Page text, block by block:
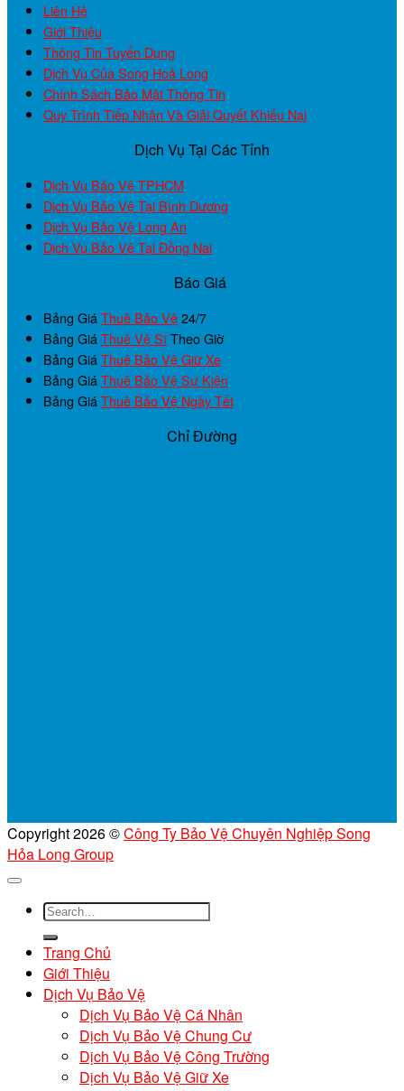
Liên Hệ
Giới Thiệu
Thông Tin Tuyển Dụng
Dịch Vụ Của Song Hoả Long
Chính Sách Bảo Mật Thông Tin
Quy Trình Tiếp Nhận Và Giải Quyết Khiếu Nại
Dịch Vụ Tại Các Tỉnh
Dịch Vụ Bảo Vệ TPHCM
Dịch Vụ Bảo Vệ Tại Bình Dương
Dịch Vụ Bảo Vệ Long An
Dịch Vụ Bảo Vệ Tại Đồng Nai
Báo Giá
Bảng Giá Thuê Bảo Vệ24/7
Bảng Giá Thuê Vệ SĩTheo Giờ
Bảng Giá Thuê Bảo Vệ Giữ Xe
Bảng Giá Thuê Bảo Vệ Sự Kiện
Bảng Giá Thuê Bảo Vệ Ngày Tết
Chỉ Đường
Copyright 2026 ©Công Ty Bảo Vệ Chuyên Nghiệp Song
Hỏa Long Group
Trang Chủ
Giới Thiệu
Dịch Vụ Bảo Vệ
Dịch Vụ Bảo Vệ Cá Nhân
Dịch Vụ Bảo Vệ Chung Cư
Dịch Vụ Bảo Vệ Công Trường
Dịch Vụ Bảo Vệ Giữ Xe